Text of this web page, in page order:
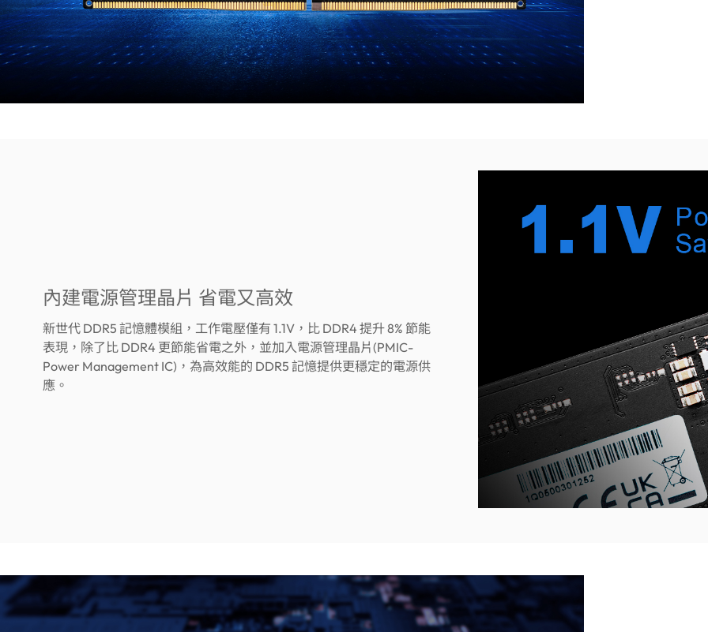
內建電源管理晶片 省電又高效
新世代 DDR5 記憶體模組，工作電壓僅有 1.1V，比 DDR4 提升 8% 節能
表現，除了比 DDR4 更節能省電之外，並加入電源管理晶片(PMIC-
Power Management IC)，為高效能的 DDR5 記憶提供更穩定的電源供
應。